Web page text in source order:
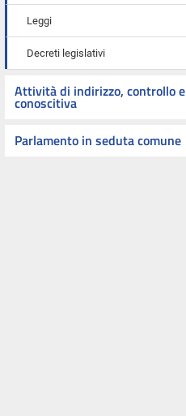
Leggi
Decreti legislativi
Attività di indirizzo, controllo e
conoscitiva
Parlamento in seduta comune